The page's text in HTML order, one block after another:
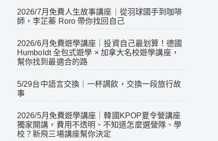
2026/7月免費人生故事講座｜從羽球國手到咖啡
師，李芷蓁 Roro 帶你找回自己
2026/6月免費遊學講座｜投資自己最划算！德國
Humboldt 全包式遊學 × 加拿大名校遊學講座，
幫你找到最適合的路
5/29台中語言交換｜一杯調飲，交換一段旅行故
事
2026/5月免費遊學講座｜韓國KPOP夏令營講座
獨家開講，費用不透明、不知道怎麼選營隊、學
校？新飛三場講座幫你決定